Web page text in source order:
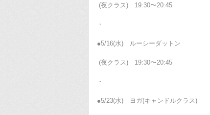
(夜クラス) 19:30〜20:45
・
●5/16(水) ルーシーダットン
(夜クラス) 19:30〜20:45
・
●5/23(水) ヨガ(キャンドルクラス)